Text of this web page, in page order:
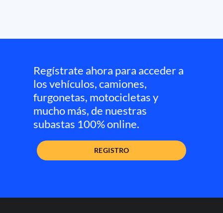
Regístrate ahora para acceder a
los vehículos, camiones,
furgonetas, motocicletas y
mucho más, de nuestras
subastas 100% online.
REGISTRO